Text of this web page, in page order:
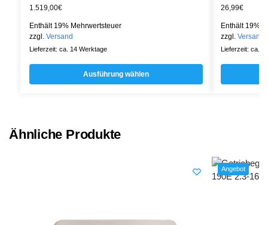
1.519,00€
Enthält 19% Mehrwertsteuer
zzgl. Versand
Lieferzeit: ca. 14 Werktage
Ausführung wählen
26,99€
Enthält 19%
zzgl. Versand
Lieferzeit: ca.
Ähnliche Produkte
Angebot